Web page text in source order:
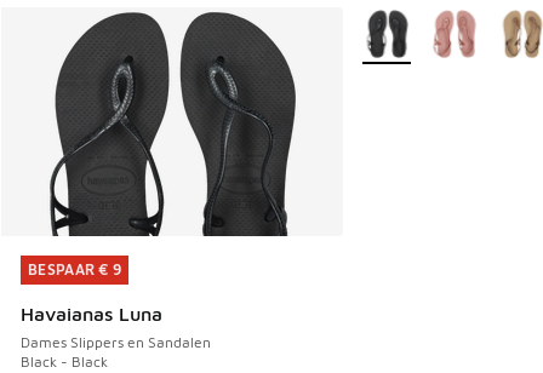
BESPAAR € 9
Havaianas Luna
Dames Slippers en Sandalen
Black - Black
BESPAAR € 9
Meer kleuren